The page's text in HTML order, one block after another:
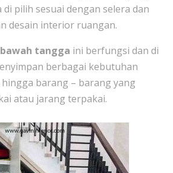
pilih sesuai dengan selera dan
desain interior ruangan.
tangga ini berfungsi dan di
berbagai kebutuhan
barang – barang yang
atau jarang terpakai.